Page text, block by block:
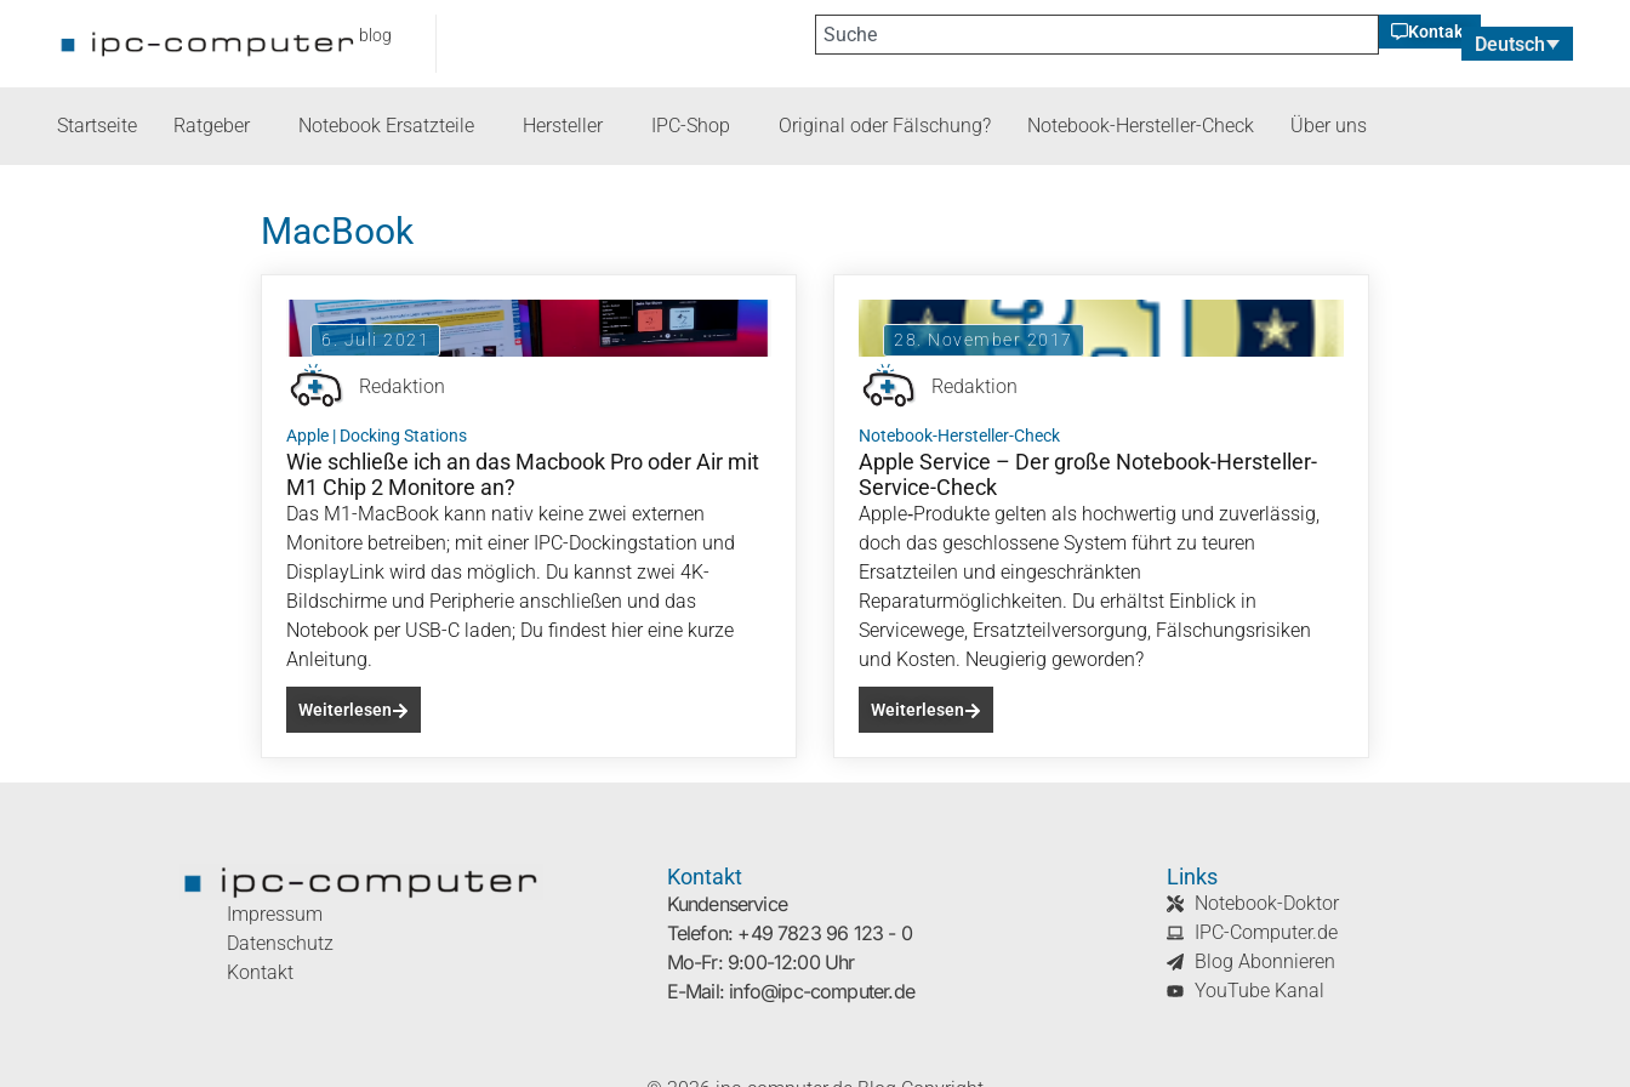
blog Kontakt
Deutsch
Startseite Ratgeber Notebook Ersatzteile Hersteller IPC-Shop Original oder Fälschung? Notebook-Hersteller-Check Über uns
MacBook
6. Juli 2021
Redaktion
Apple | Docking Stations
Wie schließe ich an das Macbook Pro oder Air mit
M1 Chip 2 Monitore an?
Das M1-MacBook kann nativ keine zwei externen
Monitore betreiben; mit einer IPC-Dockingstation und
DisplayLink wird das möglich. Du kannst zwei 4K-
Bildschirme und Peripherie anschließen und das
Notebook per USB-C laden; Du findest hier eine kurze
Anleitung.
Weiterlesen
28. November 2017
Redaktion
Notebook-Hersteller-Check
Apple Service – Der große Notebook-Hersteller-
Service-Check
Apple‑Produkte gelten als hochwertig und zuverlässig,
doch das geschlossene System führt zu teuren
Ersatzteilen und eingeschränkten
Reparaturmöglichkeiten. Du erhältst Einblick in
Servicewege, Ersatzteilversorgung, Fälschungsrisiken
und Kosten. Neugierig geworden?
Weiterlesen
Impressum
Datenschutz
Kontakt
Kontakt
Kundenservice
Telefon: +49 7823 96 123 - 0
Mo-Fr: 9:00-12:00 Uhr
E-Mail: info@ipc-computer.de
Links
Notebook-Doktor
IPC-Computer.de
Blog Abonnieren
YouTube Kanal